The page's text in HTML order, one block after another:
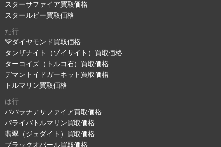
スターサファイア買取価格
スタールビー買取価格
た行
ダイヤモンド買取価格
タンザナイト（ゾイサイト）買取価格
ターコイズ（トルコ石）買取価格
デマントイドガーネット買取価格
トルマリン買取価格
は行
パパラチアサファイア買取価格
パライバトルマリン買取価格
翡翠（ジェダイト）買取価格
ブラックオパール買取価格